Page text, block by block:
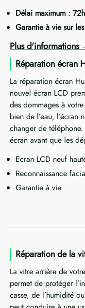
Délai maximum :
Garantie à vie sur
Plus d'informations
Réparation écran
La réparation écran
nouvel écran LCD
des dommages à
bien de l’eau,
changer de
écran avant que les
Ecran LCD neuf
Reconnaissance
Garantie à vie
Réparation de la
La vitre arrière de
permet de protéger
casse, de l’humidité